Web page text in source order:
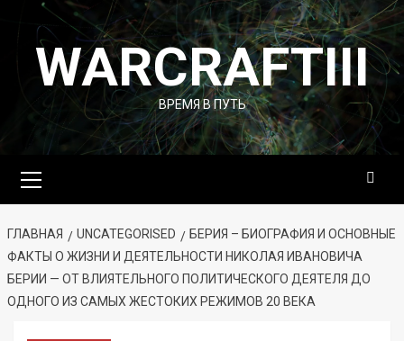
Перейти
содержимому
WARCRAFTIII
ВРЕМЯ В ПУТЬ
меню
ГЛАВНАЯ UNCATEGORISED
БЕРИЯ – БИОГРАФИЯ И ОСНОВНЫЕ
ФАКТЫ О ЖИЗНИ И ДЕЯТЕЛЬНОСТИ НИКОЛАЯ ИВАНОВИЧА
БЕРИИ — ОТ ВЛИЯТЕЛЬНОГО ПОЛИТИЧЕСКОГО ДЕЯТЕЛЯ ДО
ОДНОГО ИЗ САМЫХ ЖЕСТОКИХ РЕЖИМОВ 20 ВЕКА